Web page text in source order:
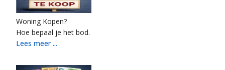
Woning Kopen?
Hoe bepaal je het bod.
Lees meer ...